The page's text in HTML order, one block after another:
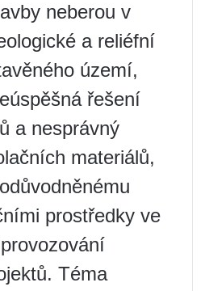
neberou v
a reliéfní
území,
řešení
a nesprávný
materiálů,
prostředky ve
Téma